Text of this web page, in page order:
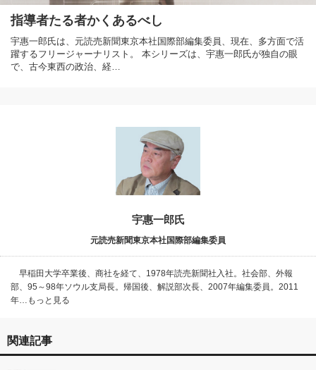
指導者たる者かくあるべし
宇惠一郎氏は、元読売新聞東京本社国際部編集委員、現在、多方面で活
躍するフリージャーナリスト。 本シリーズは、宇惠一郎氏が独自の眼
で、古今東西の政治、経…
宇惠一郎氏
元読売新聞東京本社国際部編集委員
早稲田大学卒業後、商社を経て、1978年読売新聞社入社。社会部、外報
部、95～98年ソウル支局長。帰国後、解説部次長、2007年編集委員。2011
年…もっと見る
関連記事